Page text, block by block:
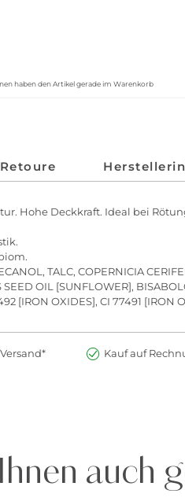
haben den Artikel gerade im Warenkorb
Hohe Deckkraft. Ideal bei
TALC, COPERNICIA
OIL [SUNFLOWER],
[IRON OXIDES], CI 77491 [IRON
Kauf auf
auch